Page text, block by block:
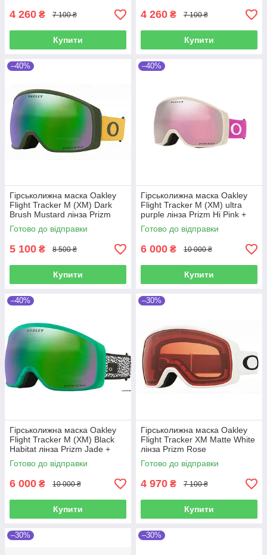
4 260 ₴ 7 100 ₴
Купити
4 260 ₴ 7 100 ₴
Купити
–40%
Гірськолижна маска Oakley
Flight Tracker M (XM) Dark
Brush Mustard лінза Prizm
Jade Iridium
Готово до відправки
5 100 ₴ 8 500 ₴
Купити
–40%
Гірськолижна маска Oakley
Flight Tracker M (XM) ultra
purple лінза Prizm Hi Pink +
кейс
Готово до відправки
6 000 ₴ 10 000 ₴
Купити
–40%
Гірськолижна маска Oakley
Flight Tracker M (XM) Black
Habitat лінза Prizm Jade +
Кейс
Готово до відправки
6 000 ₴ 10 000 ₴
Купити
–30%
Гірськолижна маска Oakley
Flight Tracker XM Matte White
лінза Prizm Rose
Готово до відправки
4 970 ₴ 7 100 ₴
Купити
–30% –30%